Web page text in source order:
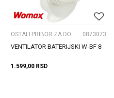
0873073
VENTILATOR BATERIJSKI W-BF 8
1.599,00 RSD